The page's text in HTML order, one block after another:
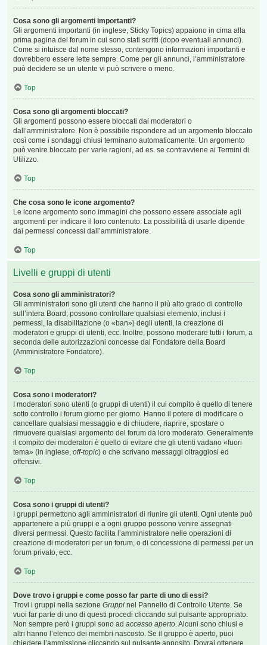
Cosa sono gli argomenti importanti?
Gli argomenti importanti (in inglese, Sticky Topics) appaiono in cima alla
prima pagina del forum in cui sono stati scritti (dopo eventuali annunci).
Come si intuisce dal nome stesso, contengono informazioni importanti e
dovrebbero essere lette sempre. Come per gli annunci, l’amministratore
può decidere se un utente vi può scrivere o meno.
Top
Cosa sono gli argomenti bloccati?
Gli argomenti possono essere bloccati dai moderatori o
dall’amministratore. Non è possibile rispondere ad un argomento bloccato
così come i sondaggi chiusi terminano automaticamente. Un argomento
può venire bloccato per varie ragioni, ad es. se contravviene ai Termini di
Utilizzo.
Top
Che cosa sono le icone argomento?
Le icone argomento sono immagini che possono essere associate agli
argomenti per indicare il loro contenuto. La possibilità di usarle dipende
dai permessi concessi dall’amministratore.
Top
Livelli e gruppi di utenti
Cosa sono gli amministratori?
Gli amministratori sono gli utenti che hanno il più alto grado di controllo
sull’intera Board; possono controllare qualsiasi elemento, inclusi i
permessi, la disabilitazione (o «ban») degli utenti, la creazione di
moderatori e gruppi di utenti, ecc. Inoltre, possono moderare tutti i forum, a
seconda delle autorizzazioni concesse dal Fondatore della Board
(Amministratore Fondatore).
Top
Cosa sono i moderatori?
I moderatori sono utenti (o gruppi di utenti) il cui compito è quello di tenere
sotto controllo i forum giorno per giorno. Hanno il potere di modificare o
cancellare qualsiasi messaggio e di chiudere, riaprire, spostare o
rimuovere qualsiasi argomento del forum da loro moderato. Generalmente
il compito dei moderatori è quello di evitare che gli utenti vadano «fuori
tema» (in inglese, off-topic) o che scrivano messaggi oltraggiosi ed
offensivi.
Top
Cosa sono i gruppi di utenti?
I gruppi permettono agli amministratori di riunire gli utenti. Ogni utente può
appartenere a più gruppi e a ogni gruppo possono venire assegnati
diversi permessi. Questo facilita l’amministratore nelle operazioni di
creazione di moderatori per un forum, o di concessione di permessi per un
forum privato, ecc.
Top
Dove trovo i gruppi e come posso far parte di uno di essi?
Trovi i gruppi nella sezione Gruppi nel Pannello di Controllo Utente. Se
vuoi far parte di uno di questi procedi cliccando sul pulsante appropriato.
Non sempre però i gruppi sono ad accesso aperto. Alcuni sono chiusi e
altri hanno l’elenco dei membri nascosto. Se il gruppo è aperto, puoi